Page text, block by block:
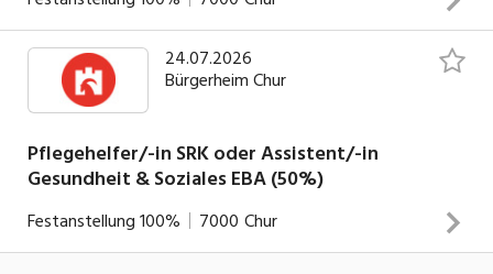
Als offene und kommunikative Persönlichkeit mit einer
hohen Sozialkompetenz agierst Du als Dreh- und
Angelpunkt und als Teammitglied mit Vorbildfunktion.
INSERAT ANSEHEN
24.07.2026
Bürgerheim Chur
Pflegehelfer/-in SRK oder Assistent/-in
Gesundheit & Soziales EBA (50%)
Festanstellung100% 7000 Chur